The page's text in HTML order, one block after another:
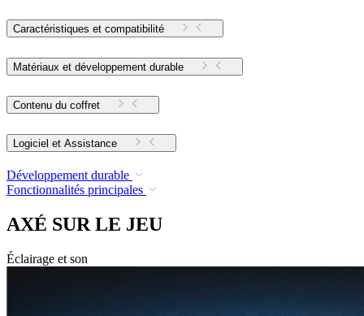
Caractéristiques et compatibilité
Matériaux et développement durable
Contenu du coffret
Logiciel et Assistance
Développement durable
Fonctionnalités principales
AXÉ SUR LE JEU
Éclairage et son